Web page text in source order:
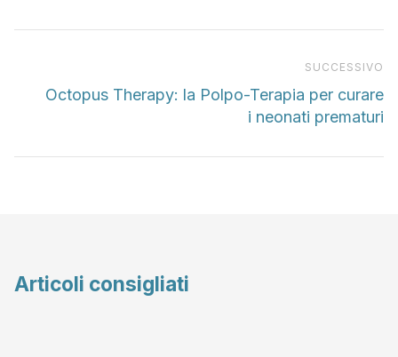
SUCCESSIVO
Octopus Therapy: la Polpo-Terapia per curare
i neonati prematuri
Articoli consigliati